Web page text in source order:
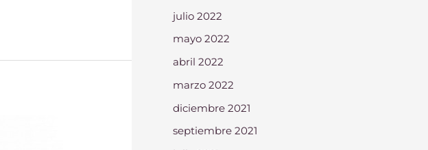
julio 2022
mayo 2022
abril 2022
marzo 2022
diciembre 2021
septiembre 2021